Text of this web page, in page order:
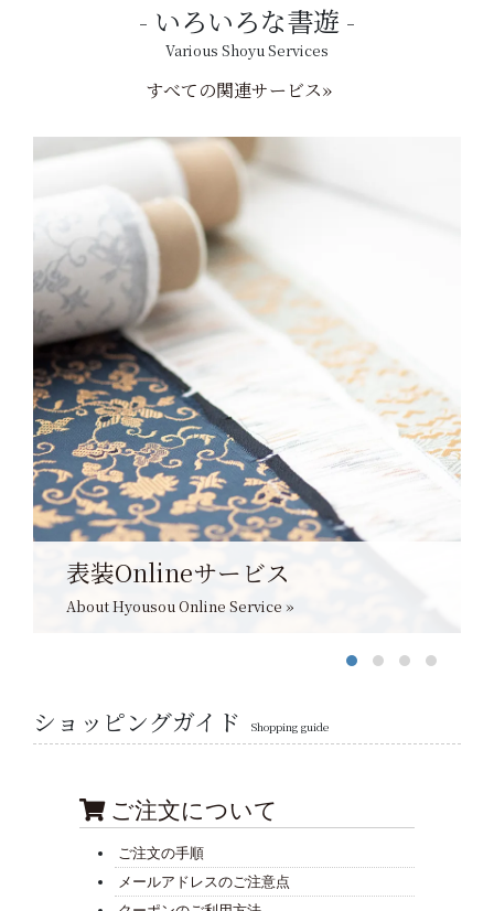
いろいろな書遊
Various Shoyu Services
すべての関連サービス»
表装Onlineサービス
About Hyousou Online Service »
ショッピングガイド Shopping guide
ご注文について
ご注文の手順
メールアドレスのご注意点